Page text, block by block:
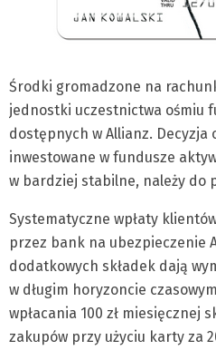
Środki gromadzone na
jednostki uczestnictwa ośmiu
dostępnych w Allianz. Decyzja
inwestowane w fundusze
w bardziej stabilne, należy do
Systematyczne wpłaty
przez bank na ubezpieczenie
dodatkowych składek dają
w długim horyzoncie
wpłacania 100 zł miesięcznej
zakupów przy użyciu karty za